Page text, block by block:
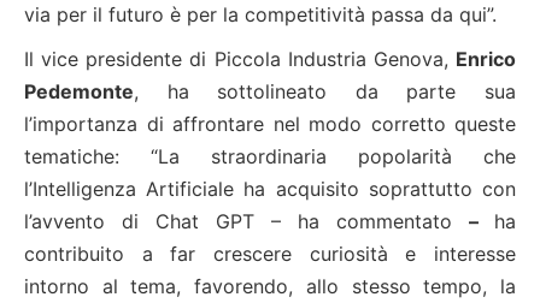
via per il futuro è per la competitività passa da qui”.
Il vice presidente di Piccola Industria Genova, Enrico
Pedemonte, ha sottolineato da parte sua
l’importanza di affrontare nel modo corretto queste
tematiche: “La straordinaria popolarità che
l’Intelligenza Artificiale ha acquisito soprattutto con
l’avvento di Chat GPT – ha commentato – ha
contribuito a far crescere curiosità e interesse
intorno al tema, favorendo, allo stesso tempo, la